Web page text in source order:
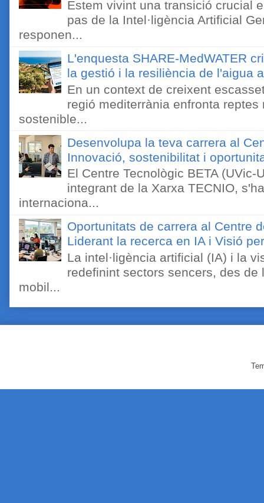
Estem vivint una transició crucial
pas de la Intel·ligència Artificial
responen...
L'enquesta SHARE-MedWATER
la gestió i la resiliència de l'aigua
En un context de creixent
regió mediterrània enfronta
sostenible...
Desenvolupa la teva carrera al
Innovació, sostenibilitat i
El Centre Tecnològic BETA (UVic-
integrant de la Xarxa TECNIO,
internaciona...
Oportunitats de carrera al Centre
Liderant la recerca en IA i Visió
La intel·ligència artificial (IA) i la
redefinint sectors sencers, des
mobil...